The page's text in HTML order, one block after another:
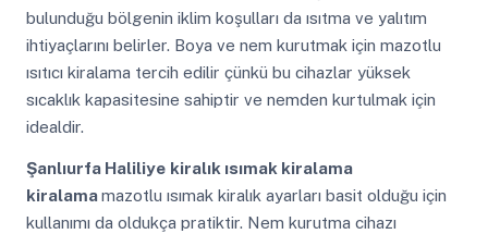
bulunduğu bölgenin iklim koşulları da ısıtma ve yalıtım
ihtiyaçlarını belirler. Boya ve nem kurutmak için mazotlu
ısıtıcı kiralama tercih edilir çünkü bu cihazlar yüksek
sıcaklık kapasitesine sahiptir ve nemden kurtulmak için
idealdir.
Şanlıurfa Haliliye kiralık ısımak kiralama
kiralamamazotlu ısımak kiralık ayarları basit olduğu için
kullanımı da oldukça pratiktir. Nem kurutma cihazı